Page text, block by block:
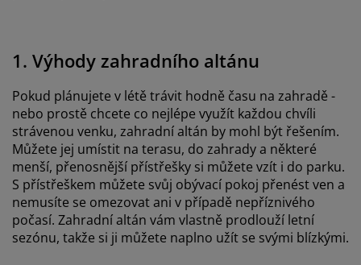
1. Výhody zahradního altánu
Pokud plánujete v létě trávit hodně času na zahradě -
nebo prostě chcete co nejlépe využít každou chvíli
strávenou venku, zahradní altán by mohl být řešením.
Můžete jej umístit na terasu, do zahrady a některé
menší, přenosnější přístřešky si můžete vzít i do parku.
S přístřeškem můžete svůj obývací pokoj přenést ven a
nemusíte se omezovat ani v případě nepříznivého
počasí. Zahradní altán vám vlastně prodlouží letní
sezónu, takže si ji můžete naplno užít se svými blízkými.